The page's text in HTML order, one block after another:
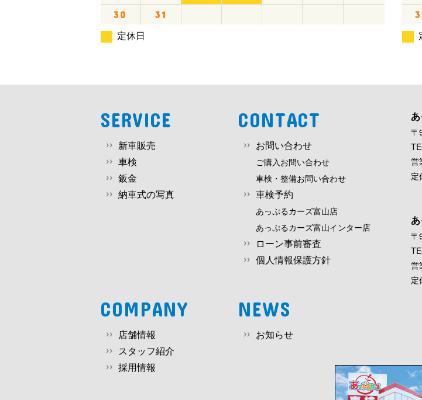
30
31
定休日
SERVICE
新車販売
車検
鈑金
納車式の写真
COMPANY
店舗情報
スタッフ紹介
採用情報
CONTACT
お問い合わせ
ご購入お問い合わせ
車検・整備お問い合わせ
車検予約
あっぷるカーズ富山店
あっぷるカーズ富山インター店
ローン事前審査
個人情報保護方針
NEWS
お知らせ
〒
営
定
〒
営
定